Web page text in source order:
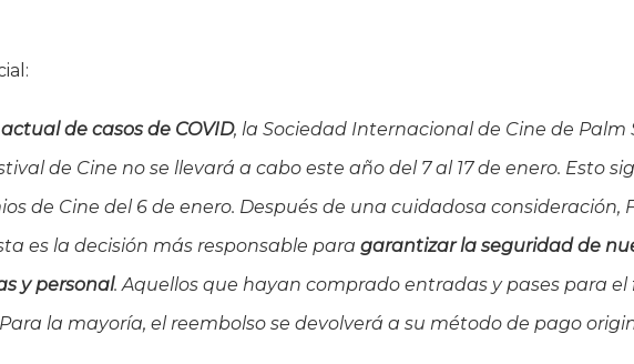
de casos de COVID, la Sociedad Internacional de Cine de Palm
de Cine no se llevará a cabo este año del 7 al 17 de enero. Esto
de Cine del 6 de enero. Después de una cuidadosa consideración,
es la decisión más responsable paragarantizar la seguridad de
y personal. Aquellos que hayan comprado entradas y pases para el
la mayoría, el reembolso se devolverá a su método de pago